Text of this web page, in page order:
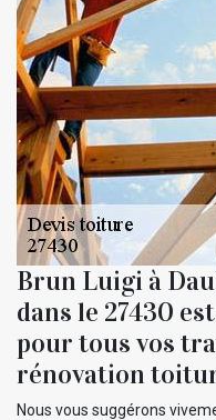
Brun Luigi à
dans le 27430
pour tous vos
rénovation
Nous vous suggérons